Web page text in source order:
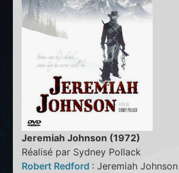
Jeremiah Johnson (1972)
Réalisé par Sydney Pollack
Robert Redford : Jeremiah